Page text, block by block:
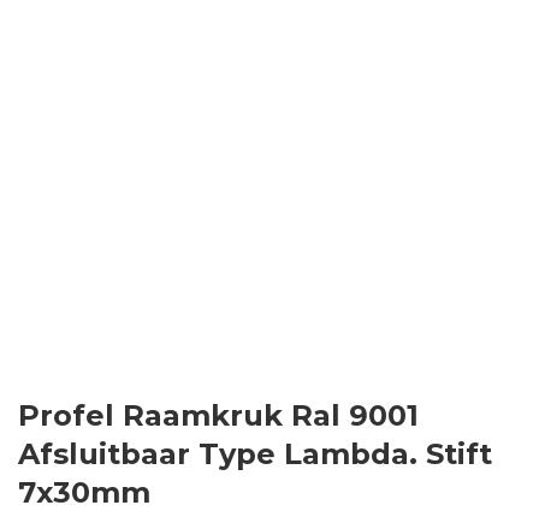
Login
Vacatures
Profel Raamkruk Ral 9001
Afsluitbaar Type Lambda. Stift
7x30mm